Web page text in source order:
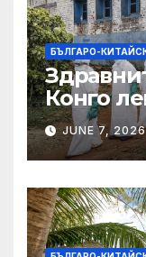
БЪЛГАРО-
Конго
търси
JUNE 7,